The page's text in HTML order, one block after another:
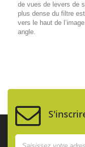
de vues de levers de
plus dense du filtre
vers le haut de
angle.